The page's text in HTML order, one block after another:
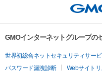
GMOインターネットグループの
世界初総合ネットセキュリティサー
パスワード漏洩診断
Webサイト